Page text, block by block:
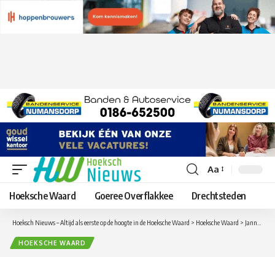
Lettergrootte
aanpassen
Aa
Hoeksche Waard Goeree Overflakkee Drechtsteden
Hoeksch Nieuws – Altijd als eerste op de hoogte in de Hoeksche Waard > Hoeksche Waard > Janneke Zevenbergen neemt afscheid als voorzitter van de Coöperatie Collectief Hoeksche Waard (CCHW)
HOEKSCHE WAARD